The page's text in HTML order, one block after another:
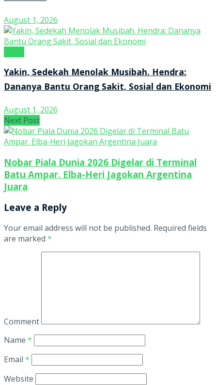
August 1, 2026
Yakin, Sedekah Menolak Musibah. Hendra:
Dananya Bantu Orang Sakit, Sosial dan Ekonomi
August 1, 2026
Next Post
Nobar Piala Dunia 2026 Digelar di Terminal
Batu Ampar. Elba-Heri Jagokan Argentina
Juara
Leave a Reply
Your email address will not be published. Required fields
are marked *
Comment
Name *
Email *
Website